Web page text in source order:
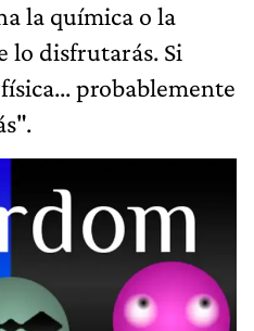
la química o la
lo disfrutarás. Si
probablemente